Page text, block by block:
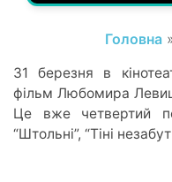
Головна
31 березня в
фільм Любомира
Це вже четвертий
“Штольні”, “Тіні